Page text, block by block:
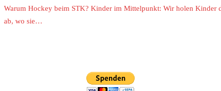
Warum Hockey beim STK? Kinder im Mittelpunkt: Wir holen Kinder
ab, wo sie…